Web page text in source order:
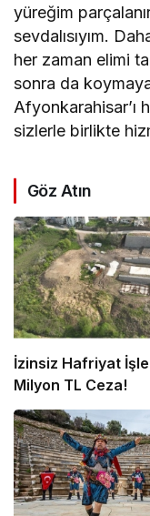
yüreğim
sevdalısıyım.
her zaman elimi
sonra da
Afyonkarahisar’ı
sizlerle birlikte
Göz Atın
İzinsiz Hafriyat
Milyon TL Ceza!